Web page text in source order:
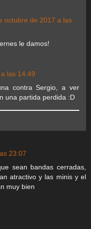
octubre de 2017 a las
le damos!
las 14:49
contra Sergio, a ver
una partida perdida :D
23:07
sean bandas cerradas,
atractivo y las minis y el
muy bien